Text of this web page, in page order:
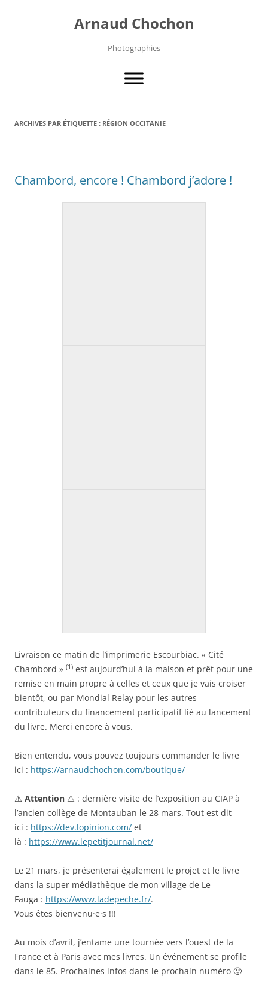
Arnaud Chochon
Photographies
ARCHIVES PAR ÉTIQUETTE : RÉGION OCCITANIE
Chambord, encore ! Chambord j’adore !
Livraison ce matin de l’imprimerie Escourbiac. « Cité
Chambord » (1) est aujourd’hui à la maison et prêt pour une
remise en main propre à celles et ceux que je vais croiser
bientôt, ou par Mondial Relay pour les autres
contributeurs du financement participatif lié au lancement
du livre. Merci encore à vous.
Bien entendu, vous pouvez toujours commander le livre
ici : https://arnaudchochon.com/boutique/
⚠️ Attention ⚠️ : dernière visite de l’exposition au CIAP à
l’ancien collège de Montauban le 28 mars. Tout est dit
ici : https://dev.lopinion.com/ et
là : https://www.lepetitjournal.net/
Le 21 mars, je présenterai également le projet et le livre
dans la super médiathèque de mon village de Le
Fauga : https://www.ladepeche.fr/.
Vous êtes bienvenu·e·s !!!
Au mois d’avril, j’entame une tournée vers l’ouest de la
France et à Paris avec mes livres. Un événement se profile
dans le 85. Prochaines infos dans le prochain numéro 🙂